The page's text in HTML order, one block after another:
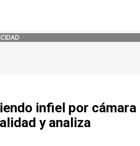
infiel por cámara
y analiza